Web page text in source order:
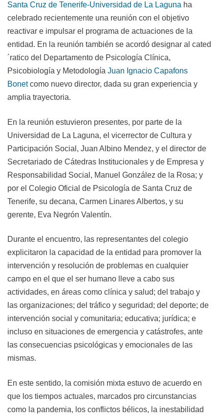
Santa Cruz de Tenerife-Universidad de La Laguna ha
celebrado recientemente una reunión con el objetivo
reactivar e impulsar el programa de actuaciones de la
entidad. En la reunión también se acordó designar al cated
´ratico del Departamento de Psicología Clínica,
Psicobiología y Metodología Juan Ignacio Capafons
Bonetcomo nuevo director, dada su gran experiencia y
amplia trayectoria.
En la reunión estuvieron presentes, por parte de la
Universidad de La Laguna, el vicerrector de Cultura y
Participación Social, Juan Albino Mendez, y el director de
Secretariado de Cátedras Institucionales y de Empresa y
Responsabilidad Social, Manuel González de la Rosa; y
por el Colegio Oficial de Psicología de Santa Cruz de
Tenerife, su decana, Carmen Linares Albertos, y su
gerente, Eva Negrón Valentín.
Durante el encuentro, las representantes del colegio
explicitaron la capacidad de la entidad para promover la
intervención y resolución de problemas en cualquier
campo en el que el ser humano lleve a cabo sus
actividades, en áreas como clínica y salud; del trabajo y
las organizaciones; del tráfico y seguridad; del deporte; de
intervención social y comunitaria; educativa; jurídica; e
incluso en situaciones de emergencia y catástrofes, ante
las consecuencias psicológicas y emocionales de las
mismas.
En este sentido, la comisión mixta estuvo de acuerdo en
que los tiempos actuales, marcados pro circunstancias
como la pandemia, los conflictos bélicos, la inestabilidad